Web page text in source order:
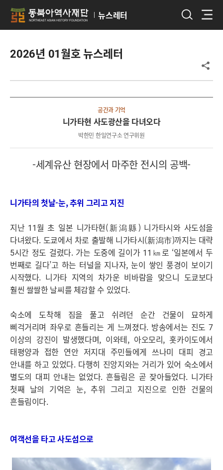
뉴스레터
2026년 01월호뉴스레터
공간과 기억
니가타현 사도광산을 다녀오다
박한민 한일연구소 연구위원
-세계유산 현장에서 마주한 전시의 공백-
니가타의 첫날-눈, 추위 그리고 지진
지난 11월 초 일본 니가타현(新潟縣) 니가타시와 사도섬을
다녀왔다. 도쿄에서 차로 출발해 니가타시(新潟市)까지는 대략
5시간 정도 걸렸다. 가는 도중에 길이가 11㎞로 ‘일본에서 두
번째로 길다’고 하는 터널을 지나자, 눈이 쌓인 풍경이 보이기
시작했다. 니가타 지역의 차가운 비바람을 맞으니 도쿄보다
훨씬 쌀쌀한 날씨를 체감할 수 있었다.
숙소에 도착해 짐을 풀고 쉬려던 순간 건물이 묘하게
삐걱거리며 좌우로 흔들리는 게 느껴졌다. 방송에서는 진도 7
이상의 강진이 발생했다며, 이와테, 아오모리, 홋카이도에서
태평양과 접한 연안 저지대 주민들에게 쓰나미 대피 경고
안내를 하고 있었다. 다행히 진앙지와는 거리가 있어 숙소에서
별도의 대피 안내는 없었다. 흔들림은 곧 잦아들었다. 니가타
첫째 날의 기억은 눈, 추위 그리고 지진으로 인한 건물의
흔들림이다.
여객선을 타고 사도섬으로